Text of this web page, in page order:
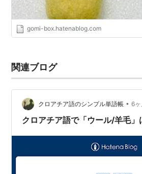
gomi-box.hatenablog.com
関連ブログ
クロアチア語のシンプル単語帳 • 6
クロアチア語で「ウール/羊毛」